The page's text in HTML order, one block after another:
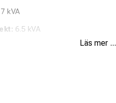
7 kVA
6.5 kVA
6.5kVA @ 3~400VLäs mer ...